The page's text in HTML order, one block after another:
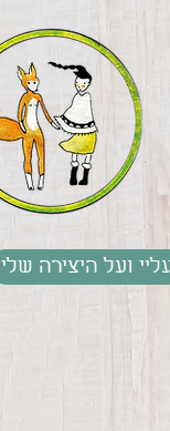
ועל היצירה שלי